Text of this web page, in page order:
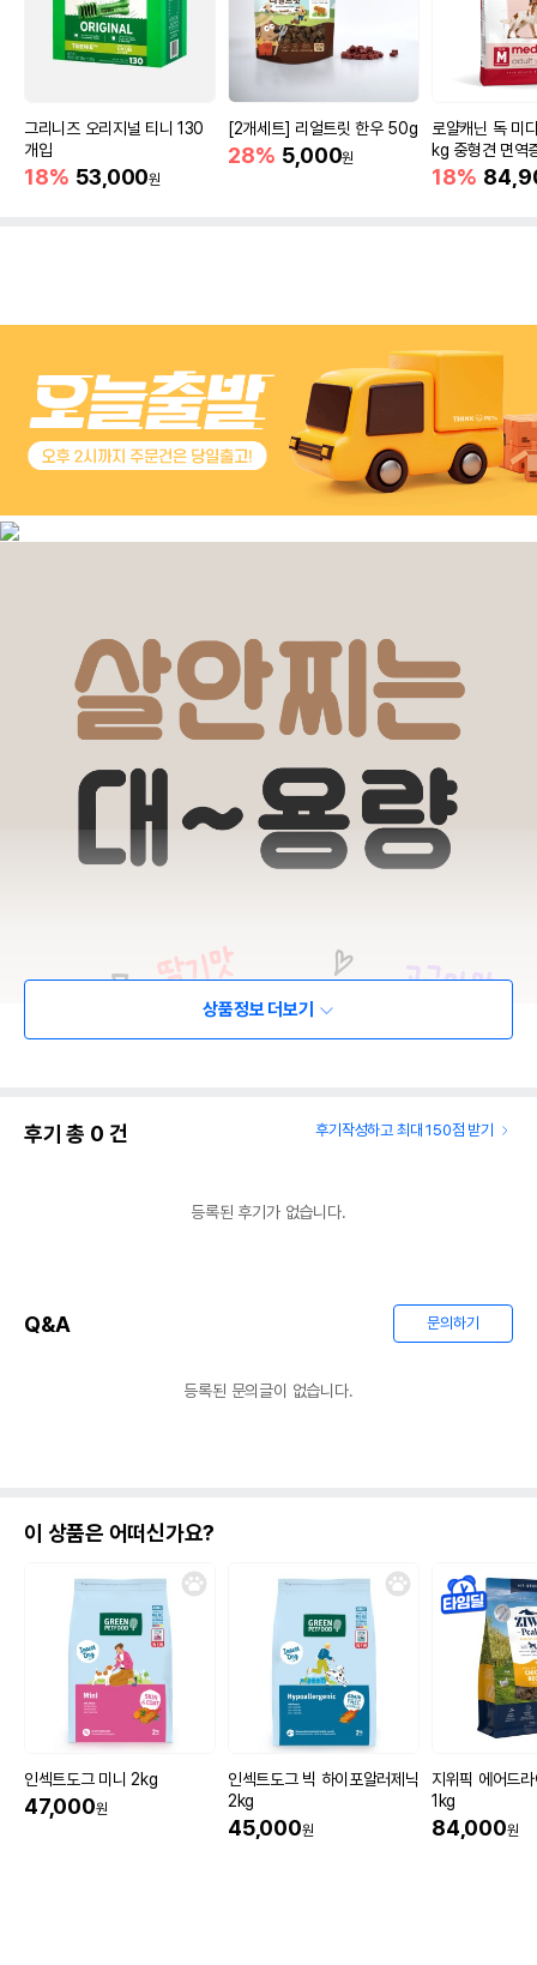
그리니즈 오리지널 티니 130
개입
18% 53,000원
[2개세트] 리얼트릿 한우 50g
28% 5,000원
로얄캐닌 독 미
kg 중형견 면역
18%
상품정보 더보기
후기 총 0 건 후기작성하고 최대 150점 받기
등록된 후기가 없습니다.
Q&A 문의하기
등록된 문의글이 없습니다.
이 상품은 어떠신가요?
인섹트도그 미니 2kg
47,000원
인섹트도그 빅 하이포알러제닉
2kg
45,000원
지위픽 에어드
1kg
84,000원